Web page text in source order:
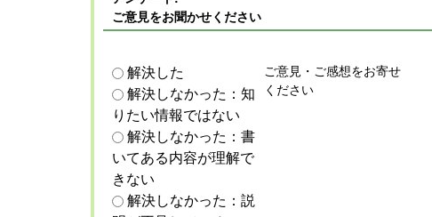
ご意見をお聞かせください
解決した
解決しなかった：知
りたい情報ではない
解決しなかった：書
いてある内容が理解で
きない
解決しなかった：説
ご意見・ご感想をお寄せ
ください